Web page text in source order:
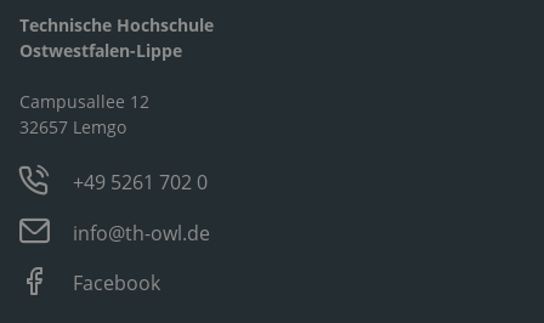
Technische Hochschule
Ostwestfalen-Lippe
Campusallee 12
32657 Lemgo
+49 5261 702 0
info@th-owl.de
Facebook